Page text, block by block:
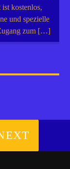
kostenlos,
und spezielle
zum […]